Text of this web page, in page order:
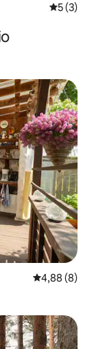
5 (3)
Gemiddelde
4,88 (8)